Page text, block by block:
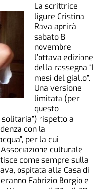
La scrittrice
ligure Cristina
Rava aprirà
sabato 8
novembre
l’ottava edizione
della rassegna “I
mesi del giallo”.
Una versione
limitata (per
questo
rispetto a
con la
per la cui
culturale
come sempre sulla
ospitata alla Casa di
Fabrizio Borgio e